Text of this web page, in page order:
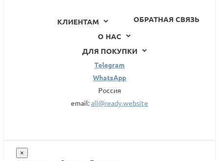
ОБРАТНАЯ СВЯЗЬ
КЛИЕНТАМ
О НАС
ДЛЯ ПОКУПКИ
Telegram
WhatsApp
Россия
email:all@ready.website
×